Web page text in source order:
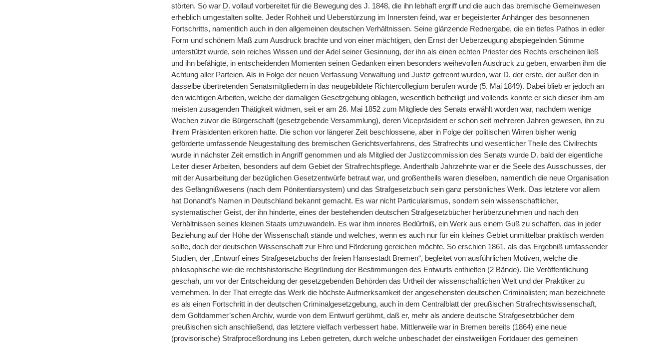
störten. So war D. vollauf vorbereitet für die Bewegung des J. 1848, die ihn lebhaft ergriff und die auch das bremische Gemeinwesen
erheblich umgestalten sollte. Jeder Rohheit und Ueberstürzung im Innersten feind, war er begeisterter Anhänger des besonnenen
Fortschritts, namentlich auch in den allgemeinen deutschen Verhältnissen. Seine glänzende Rednergabe, die ein tiefes Pathos in edler
Form und schönem Maß zum Ausdruck brachte und von einer mächtigen, den Ernst der Ueberzeugung abspiegelnden Stimme
unterstützt wurde, sein reiches Wissen und der Adel seiner Gesinnung, der ihn als einen echten Priester des Rechts erscheinen ließ
und ihn| befähigte, in entscheidenden Momenten seinen Gedanken einen besonders weihevollen Ausdruck zu geben, erwarben ihm die
Achtung aller Parteien. Als in Folge der neuen Verfassung Verwaltung und Justiz getrennt wurden, war D. der erste, der außer den in
dasselbe übertretenden Senatsmitgliedern in das neugebildete Richtercollegium berufen wurde (5. Mai 1849). Dabei blieb er jedoch an
den wichtigen Arbeiten, welche der damaligen Gesetzgebung oblagen, wesentlich betheiligt und vollends konnte er sich dieser ihm am
meisten zusagenden Thätigkeit widmen, seit er am 26. Mai 1852 zum Mitgliede des Senats erwählt worden war, nachdem wenige
Wochen zuvor die Bürgerschaft (gesetzgebende Versammlung), deren Vicepräsident er schon seit mehreren Jahren gewesen, ihn zu
ihrem Präsidenten erkoren hatte. Die schon vor längerer Zeit beschlossene, aber in Folge der politischen Wirren bisher wenig
geförderte umfassende Neugestaltung des bremischen Gerichtsverfahrens, des Strafrechts und wesentlicher Theile des Civilrechts
wurde in nächster Zeit ernstlich in Angriff genommen und als Mitglied der Justizcommission des Senats wurde D. bald der eigentliche
Leiter dieser Arbeiten, besonders auf dem Gebiet der Strafrechtspflege. Anderthalb Jahrzehnte war er die Seele des Ausschusses, der
mit der Ausarbeitung der bezüglichen Gesetzentwürfe betraut war, und großentheils waren dieselben, namentlich die neue Organisation
des Gefängnißwesens (nach dem Pönitentiarsystem) und das Strafgesetzbuch sein ganz persönliches Werk. Das letztere vor allem
hat Donandt's Namen in Deutschland bekannt gemacht. Es war nicht Particularismus, sondern sein wissenschaftlicher,
systematischer Geist, der ihn hinderte, eines der bestehenden deutschen Strafgesetzbücher herüberzunehmen und nach den
Verhältnissen seines kleinen Staats umzuwandeln. Es war ihm inneres Bedürfniß, ein Werk aus einem Guß zu schaffen, das in jeder
Beziehung auf der Höhe der Wissenschaft stände und welches, wenn es auch nur für ein kleines Gebiet unmittelbar praktisch werden
sollte, doch der deutschen Wissenschaft zur Ehre und Förderung gereichen möchte. So erschien 1861, als das Ergebniß umfassender
Studien, der „Entwurf eines Strafgesetzbuchs der freien Hansestadt Bremen“, begleitet von ausführlichen Motiven, welche die
philosophische wie die rechtshistorische Begründung der Bestimmungen des Entwurfs enthielten (2 Bände). Die Veröffentlichung
geschah, um vor der Entscheidung der gesetzgebenden Behörden das Urtheil der wissenschaftlichen Welt und der Praktiker zu
vernehmen. In der That erregte das Werk die höchste Aufmerksamkeit der angesehensten deutschen Criminalisten; man bezeichnete
es als einen Fortschritt in der deutschen Criminalgesetzgebung, auch in dem Centralblatt der preußischen Strafrechtswissenschaft,
dem Goltdammer’schen Archiv, wurde von dem Entwurf gerühmt, daß er, mehr als andere deutsche Strafgesetzbücher dem
preußischen sich anschließend, das letztere vielfach verbessert habe. Mittlerweile war in Bremen bereits (1864) eine neue
(provisorische) Strafproceßordnung ins Leben getreten, durch welche unbeschadet der einstweiligen Fortdauer des gemeinen